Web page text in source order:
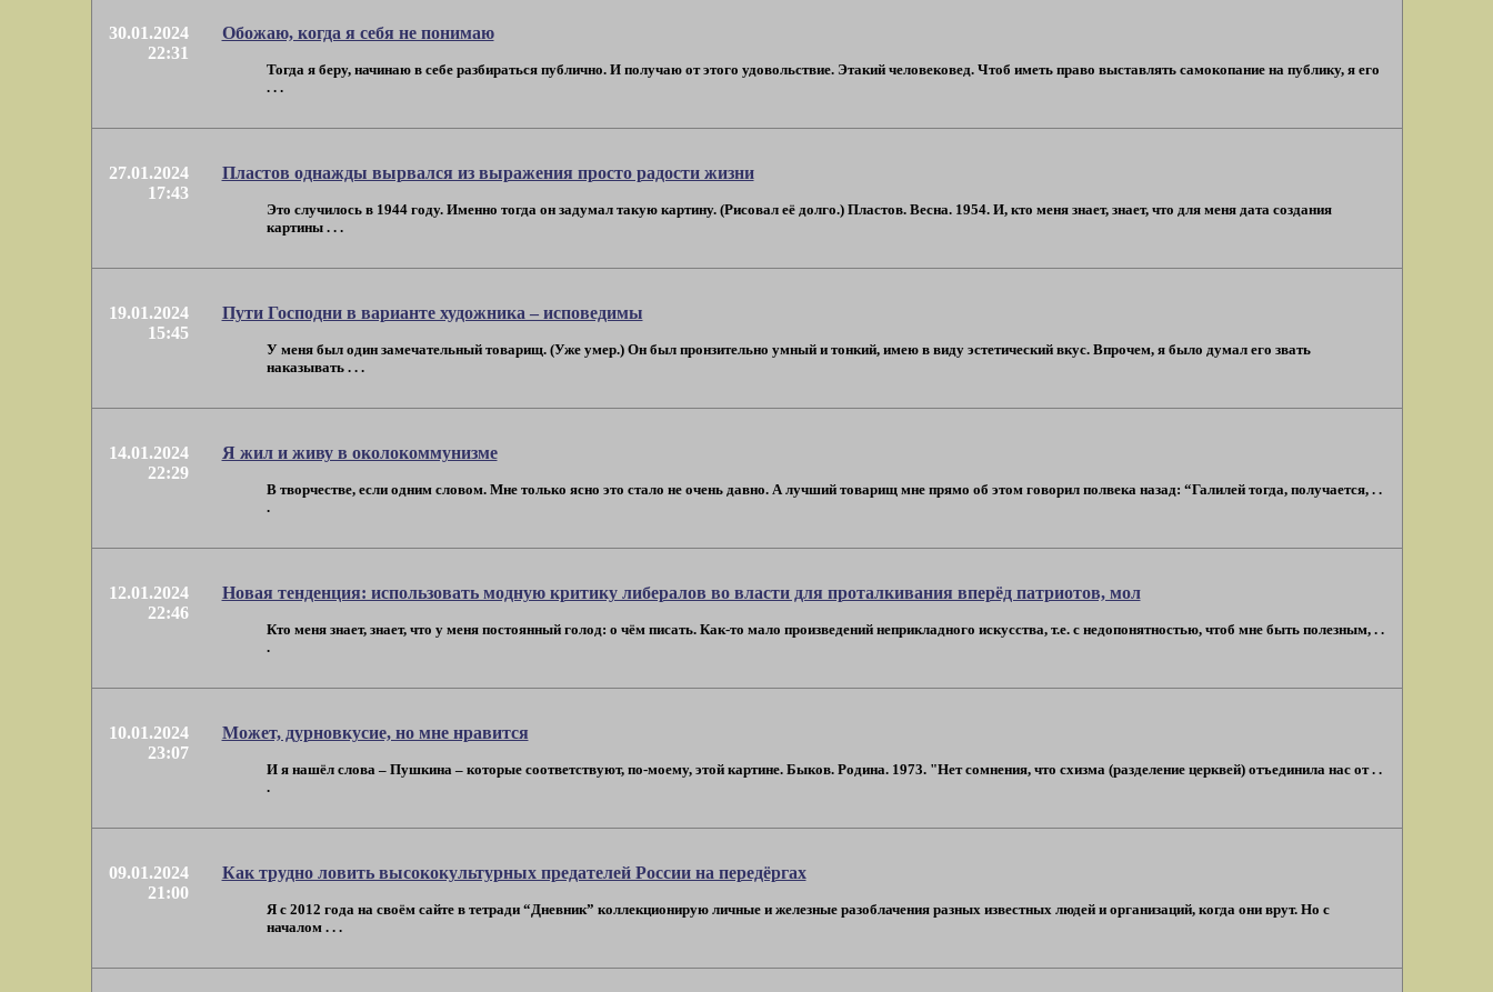
30.01.2024
22:31
Обожаю, когда я себя не понимаю
Тогда я беру, начинаю в себе разбираться публично. И получаю от этого удовольствие. Этакий человековед. Чтоб иметь право выставлять самокопание на публику, я его
. . .
27.01.2024
17:43
Пластов однажды вырвался из выражения просто радости жизни
Это случилось в 1944 году. Именно тогда он задумал такую картину. (Рисовал её долго.) Пластов. Весна. 1954. И, кто меня знает, знает, что для меня дата создания
картины . . .
19.01.2024
15:45
Пути Господни в варианте художника – исповедимы
У меня был один замечательный товарищ. (Уже умер.) Он был пронзительно умный и тонкий, имею в виду эстетический вкус. Впрочем, я было думал его звать
наказывать . . .
14.01.2024
22:29
Я жил и живу в околокоммунизме
В творчестве, если одним словом. Мне только ясно это стало не очень давно. А лучший товарищ мне прямо об этом говорил полвека назад: “Галилей тогда, получается, . .
.
12.01.2024
22:46
Новая тенденция: использовать модную критику либералов во власти для проталкивания вперёд патриотов, мол
Кто меня знает, знает, что у меня постоянный голод: о чём писать. Как-то мало произведений неприкладного искусства, т.е. с недопонятностью, чтоб мне быть полезным, . .
.
10.01.2024
23:07
Может, дурновкусие, но мне нравится
И я нашёл слова – Пушкина – которые соответствуют, по-моему, этой картине. Быков. Родина. 1973. "Нет сомнения, что схизма (разделение церквей) отъединила нас от . .
.
09.01.2024
21:00
Как трудно ловить высококультурных предателей России на передёргах
Я с 2012 года на своём сайте в тетради “Дневник” коллекционирую личные и железные разоблачения разных известных людей и организаций, когда они врут. Но с
началом . . .